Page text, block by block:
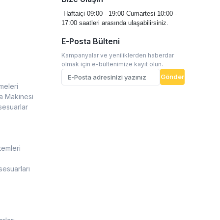
Makinesi
Haftaiçi 09:00 - 19:00 Cumartesi 10:00 -
17:00 saatleri arasında ulaşabilirsiniz.
E-Posta Bülteni
Kampanyalar ve yeniliklerden haberdar
olmak için e-bültenimize kayıt olun.
Gönder